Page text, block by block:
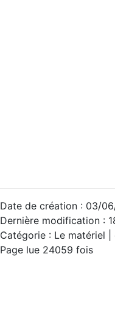
Date de création : 03/
Dernière modification :
Catégorie : Le matériel |
Page lue 24059 fois